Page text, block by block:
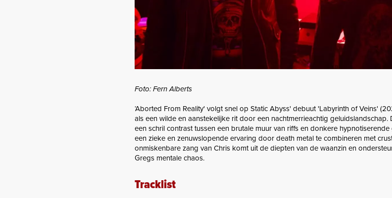
Foto: Fern Alberts
‘Aborted From Reality' volgt snel op Static Abyss' debuut 'Labyrinth of Veins'
als een wilde en aanstekelijke rit door een nachtmerrieachtig geluidslandschap.
een schril contrast tussen een brutale muur van riffs en donkere
een zieke en zenuwslopende ervaring door death metal te combineren met
onmiskenbare zang van Chris komt uit de diepten van de waanzin en
Gregs mentale chaos.
Tracklist